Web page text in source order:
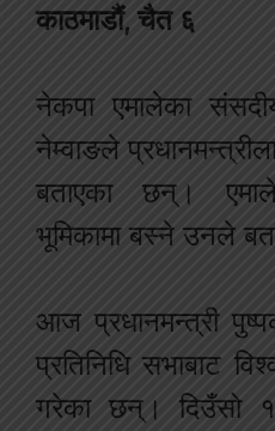
काठमाडौं, चैत ६
नेकपा एमालेका
नेम्वाङले
बताएका छन्। एमाले
भूमिकामा बस्ने उनले
आज प्रधानमन्त्री
प्रतिनिधि सभाबाट
गरेका छन्। दिउँसो